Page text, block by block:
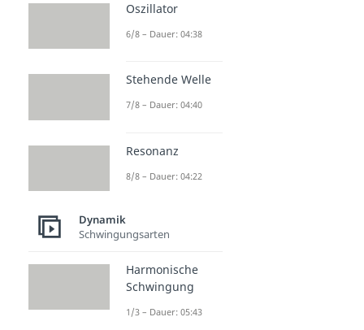
Oszillator
6/8 – Dauer: 04:38
Stehende Welle
7/8 – Dauer: 04:40
Resonanz
8/8 – Dauer: 04:22
Dynamik
Schwingungsarten
Harmonische
Schwingung
1/3 – Dauer: 05:43